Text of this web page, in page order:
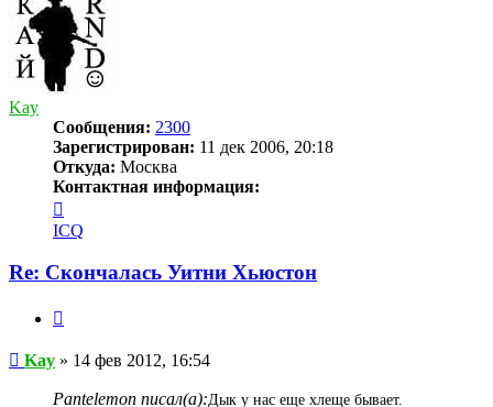
Kay
Сообщения: 2300
Зарегистрирован: 11 дек 2006, 20:18
Откуда: Москва
Контактная информация:
информация
пользователя
ICQ
Re: Скончалась Уитни Хьюстон
Сообщение
Kay » 14 фев 2012, 16:54
Pantelemon писал(а):Дык у нас еще хлеще бывает.